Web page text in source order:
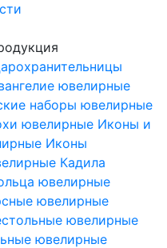
ювелирные
наборы ювелирные
ювелирные Иконы и
Иконы
Кадила
ювелирные
ювелирные
ювелирные
ювелирные